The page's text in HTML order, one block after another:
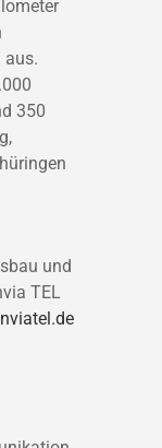
aus.
350
und
TEL